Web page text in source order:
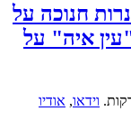
חנוכה על
איה" על
וידאו, אודיו